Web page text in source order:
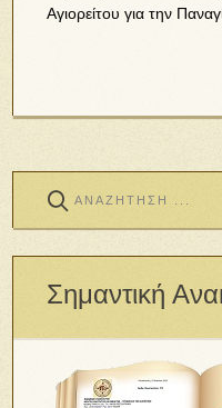
Αγιορείτου για την
Σημαντική